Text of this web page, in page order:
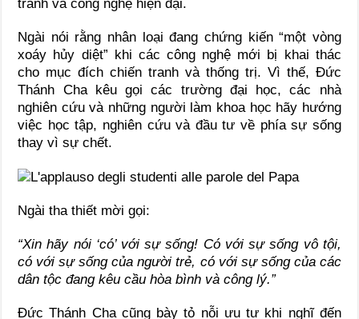
tranh và công nghệ hiện đại.
Ngài nói rằng nhân loại đang chứng kiến “một vòng
xoáy hủy diệt” khi các công nghệ mới bị khai thác
cho mục đích chiến tranh và thống trị. Vì thế, Đức
Thánh Cha kêu gọi các trường đại học, các nhà
nghiên cứu và những người làm khoa học hãy hướng
việc học tập, nghiên cứu và đầu tư về phía sự sống
thay vì sự chết.
Ngài tha thiết mời gọi:
“Xin hãy nói ‘có’ với sự sống! Có với sự sống vô tội,
có với sự sống của người trẻ, có với sự sống của các
dân tộc đang kêu cầu hòa bình và công lý.”
Đức Thánh Cha cũng bày tỏ nỗi ưu tư khi nghĩ đến